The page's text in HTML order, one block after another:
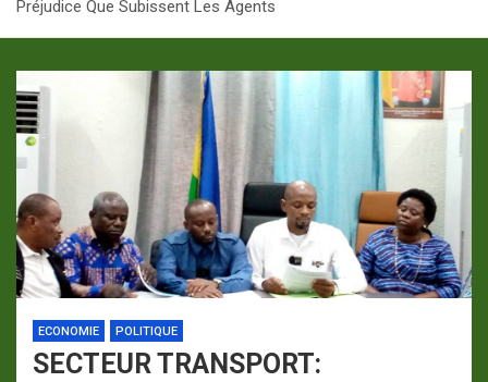
Préjudice Que Subissent Les Agents
ECONOMIE POLITIQUE
SECTEUR TRANSPORT:
p